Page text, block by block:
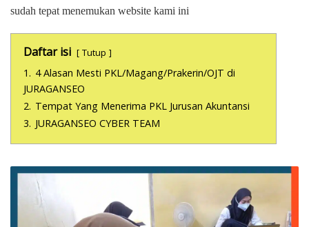
sudah tepat menemukan website kami ini
Daftar isi Tutup
1. 4 Alasan Mesti PKL/Magang/Prakerin/OJT di
JURAGANSEO
2. Tempat Yang Menerima PKL Jurusan Akuntansi
3. JURAGANSEO CYBER TEAM